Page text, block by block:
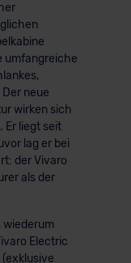
umfangreiche
neue
wirken sich
Er liegt seit
lag er bei
der Vivaro
als der
wiederum
Electric
(exklusive